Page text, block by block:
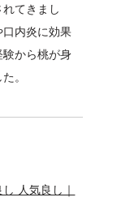
てきまし
内炎に効果
から桃が身
。
人気良し｜